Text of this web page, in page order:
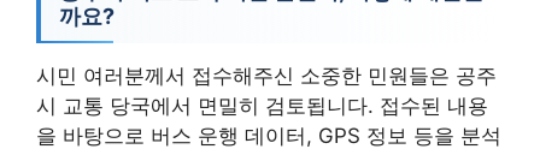
까요?
시민 여러분께서 접수해주신 소중한 민원들은 공주
시 교통 당국에서 면밀히 검토됩니다. 접수된 내용
을 바탕으로 버스 운행 데이터, GPS 정보 등을 분석